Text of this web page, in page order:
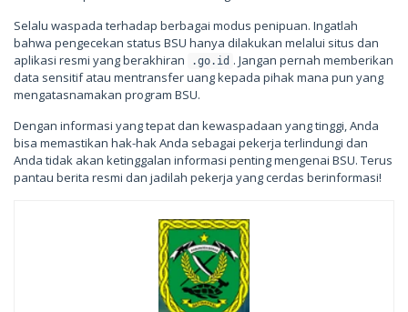
Selalu waspada terhadap berbagai modus penipuan. Ingatlah
bahwa pengecekan status BSU hanya dilakukan melalui situs dan
aplikasi resmi yang berakhiran
.go.id . Jangan pernah memberikan
data sensitif atau mentransfer uang kepada pihak mana pun yang
mengatasnamakan program BSU.
Dengan informasi yang tepat dan kewaspadaan yang tinggi, Anda
bisa memastikan hak-hak Anda sebagai pekerja terlindungi dan
Anda tidak akan ketinggalan informasi penting mengenai BSU. Terus
pantau berita resmi dan jadilah pekerja yang cerdas berinformasi!